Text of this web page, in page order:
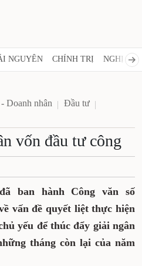
NGUYÊN CHÍNH TRỊ NGHỊ
Doanh nhân
Đầu tư
vốn đầu tư công
ban hành Công văn số
vấn đề quyết liệt thực hiện
yếu để thúc đẩy giải ngân
tháng còn lại của năm